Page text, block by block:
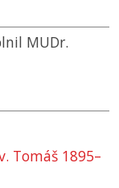
MUDr.
Tomáš 1895–